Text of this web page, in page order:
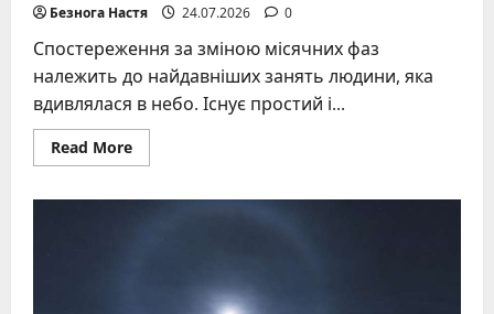
Безнога Настя 24.07.2026 0
Спостереження за зміною місячних фаз
належить до найдавніших занять людини, яка
вдивлялася в небо. Існує простий і...
Read MoreRead
more